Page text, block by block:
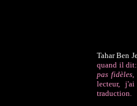
Tahar Ben
quand il
pas
lecteur,
traduction.